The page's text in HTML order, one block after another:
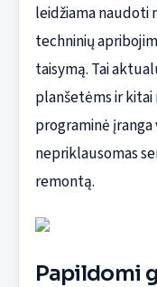
leidžiama naudoti
techninių
taisymą. Tai
planšetėms ir
programinė įranga
nepriklausomas
remontą.
Papildomi